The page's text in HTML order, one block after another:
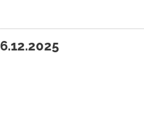
6.12.2025